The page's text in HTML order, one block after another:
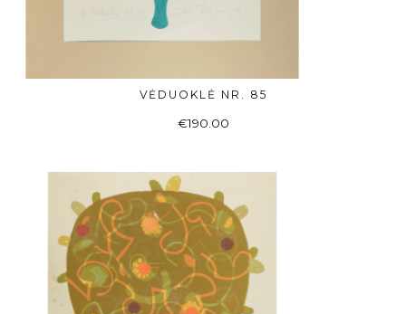
Į KREPŠELĮ
VĖDUOKLĖ NR. 85
€190.00